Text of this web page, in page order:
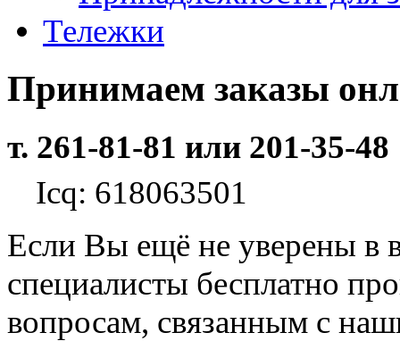
Тележки
Принимаем заказы
т. 261-81-81 или 201-35-48
Icq: 618063501
Если Вы ещё не уверены в
специалисты бесплатно
вопросам, связанным с